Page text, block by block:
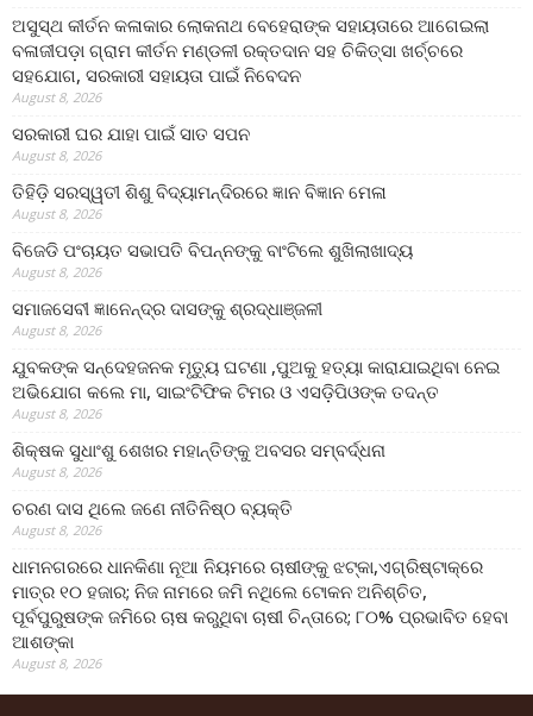
ଅସୁସ୍ଥ କୀର୍ତନ କଳାକାର ଲୋକନାଥ ବେହେରାଙ୍କ ସହାୟତାରେ ଆଗେଇଲା
ବଳାଜୀପଡ଼ା ଗ୍ରାମ କୀର୍ତନ ମଣ୍ଡଳୀ ରକ୍ତଦାନ ସହ ଚିକିତ୍ସା ଖର୍ଚ୍ଚରେ
ସହଯୋଗ, ସରକାରୀ ସହାୟତା ପାଇଁ ନିବେଦନ
August 8, 2026
ସରକାରୀ ଘର ଯାହା ପାଇଁ ସାତ ସପନ
August 8, 2026
ତିହିଡି଼ ସରସ୍ୱତୀ ଶିଶୁ ବିଦ୍ୟାମନ୍ଦିରରେ ଜ୍ଞାନ ବିଜ୍ଞାନ ମେଳା
August 8, 2026
ବିଜେଡି ପଂଚାୟତ ସଭାପତି ବିପନ୍ନଙ୍କୁ ବାଂଟିଲେ ଶୁଖିଲାଖାଦ୍ୟ
August 8, 2026
ସମାଜସେବୀ ଜ୍ଞାନେନ୍ଦ୍ର ଦାସଙ୍କୁ ଶ୍ରଦ୍ଧାଞ୍ଜଳୀ
August 8, 2026
ଯୁବକଙ୍କ ସନ୍ଦେହଜନକ ମୃତ୍ୟୁ ଘଟଣା ,ପୁଅକୁ ହତ୍ୟା କାରାଯାଇଥିବା ନେଇ
ଅଭିଯୋଗ କଲେ ମା, ସାଇଂଟିଫିକ ଟିମର ଓ ଏସଡ଼ିପିଓଙ୍କ ତଦନ୍ତ
August 8, 2026
ଶିକ୍ଷକ ସୁଧାଂଶୁ ଶେଖର ମହାନ୍ତିଙ୍କୁ ଅବସର ସମ୍ବର୍ଦ୍ଧନା
August 8, 2026
ଚରଣ ଦାସ ଥିଲେ ଜଣେ ନୀତିନିଷ୍ଠ ବ୍ୟକ୍ତି
August 8, 2026
ଧାମନଗରରେ ଧାନକିଣା ନୂଆ ନିୟମରେ ଚାଷୀଙ୍କୁ ଝଟ୍‌କା,ଏଗ୍ରିଷ୍ଟାକ୍‌ରେ
ମାତ୍ର ୧୦ ହଜାର; ନିଜ ନାମରେ ଜମି ନଥିଲେ ଟୋକନ ଅନିଶ୍ଚିତ,
ପୂର୍ବପୁରୁଷଙ୍କ ଜମିରେ ଚାଷ କରୁଥିବା ଚାଷୀ ଚିନ୍ତାରେ; ୮୦% ପ୍ରଭାବିତ ହେବା
ଆଶଙ୍କା
August 8, 2026